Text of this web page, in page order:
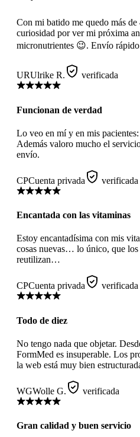
Con mi batido me quedo más de
curiosidad por ver mi próxima
micronutrientes 😉. Envío
URUlrike R. verificada
Funcionan de verdad
Lo veo en mí y en mis
Además valoro mucho el
envío.
CPCuenta privada verificada
Encantada con las vitaminas
Estoy encantadísima con mis
cosas nuevas… lo único, que los
reutilizan…
CPCuenta privada verificada
Todo de diez
No tengo nada que objetar.
FormMed es insuperable. Los
la web está muy bien
WGWolle G. verificada
Gran calidad y buen servicio